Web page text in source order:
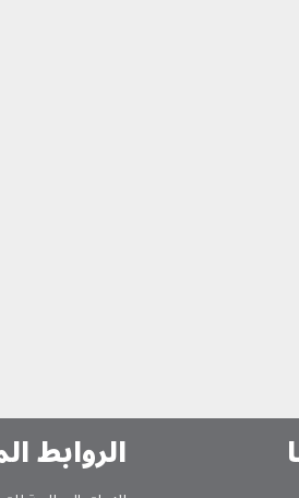
الروابط